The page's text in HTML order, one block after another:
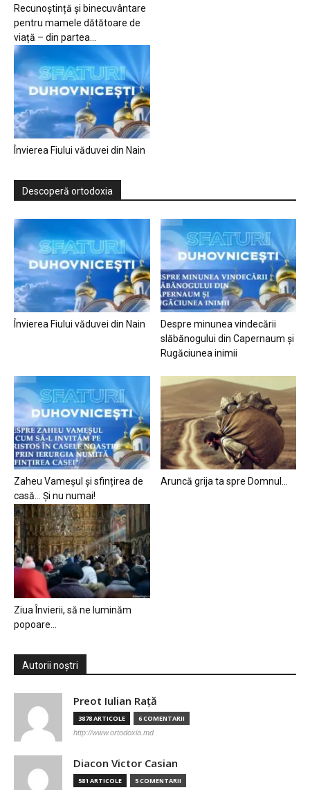
Recunoștință și binecuvântare
pentru mamele dătătoare de
viață – din partea...
Învierea Fiului văduvei din Nain
Descoperă ortodoxia
Învierea Fiului văduvei din Nain
Despre minunea vindecării
slăbănogului din Capernaum și
Rugăciunea inimii
Zaheu Vameșul și sfințirea de
casă… Și nu numai!
Aruncă grija ta spre Domnul…
Ziua Învierii, să ne luminăm
popoare…
Autorii noștri
Preot Iulian Raţă
3878 ARTICOLE 6 COMENTARII
http://www.ortodoxia.md
Diacon Victor Casian
581 ARTICOLE 5 COMENTARII